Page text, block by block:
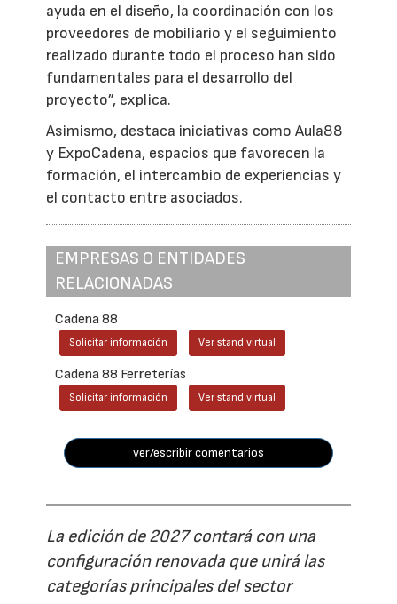
ayuda en el diseño, la coordinación con los
proveedores de mobiliario y el seguimiento
realizado durante todo el proceso han sido
fundamentales para el desarrollo del
proyecto”, explica.
Asimismo, destaca iniciativas como Aula88
y ExpoCadena, espacios que favorecen la
formación, el intercambio de experiencias y
el contacto entre asociados.
EMPRESAS O ENTIDADES
RELACIONADAS
Cadena 88
Solicitar información Ver stand virtual
Cadena 88 Ferreterías
Solicitar información Ver stand virtual
ver/escribir comentarios
La edición de 2027 contará con una
configuración renovada que unirá las
categorías principales del sector